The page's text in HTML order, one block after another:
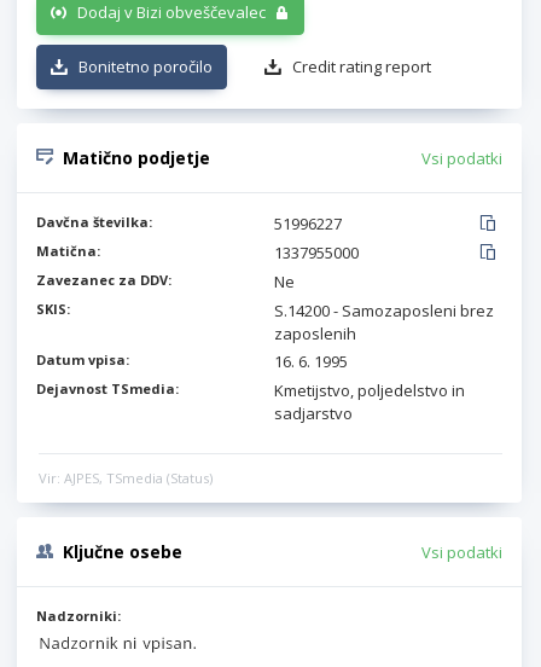
Dodaj v Bizi obveščevalec
Bonitetno poročilo Credit rating report
Matično podjetje Vsi podatki
Davčna številka: 51996227
Matična: 1337955000
Zavezanec za DDV: Ne
SKIS:
S.14200 - Samozaposleni brez
zaposlenih
Datum vpisa: 16. 6. 1995
Dejavnost TSmedia:
Kmetijstvo, poljedelstvo in
sadjarstvo
Vir: AJPES, TSmedia (Status)
Ključne osebe Vsi podatki
Nadzorniki: